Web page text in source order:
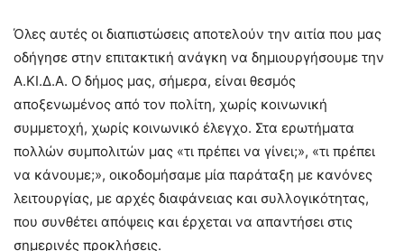
Όλες αυτές οι διαπιστώσεις αποτελούν την αιτία που μας
οδήγησε στην επιτακτική ανάγκη να δημιουργήσουμε την
Α.ΚΙ.Δ.Α. Ο δήμος μας, σήμερα, είναι θεσμός
αποξενωμένος από τον πολίτη, χωρίς κοινωνική
συμμετοχή, χωρίς κοινωνικό έλεγχο. Στα ερωτήματα
πολλών συμπολιτών μας «τι πρέπει να γίνει;», «τι πρέπει
να κάνουμε;», οικοδομήσαμε μία παράταξη με κανόνες
λειτουργίας, με αρχές διαφάνειας και συλλογικότητας,
που συνθέτει απόψεις και έρχεται να απαντήσει στις
σημερινές προκλήσεις.